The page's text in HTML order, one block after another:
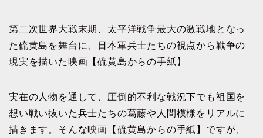
第二次世界大戦末期、太平洋戦争最大の激戦地となっ
た硫黄島を舞台に、日本軍兵士たちの視点から戦争の
現実を描いた映画【硫黄島からの手紙】
実在の人物を通して、圧倒的不利な戦況下でも祖国を
想い戦い抜いた兵士たちの葛藤や人間模様をリアルに
描きます。そんな映画【硫黄島からの手紙】ですが、